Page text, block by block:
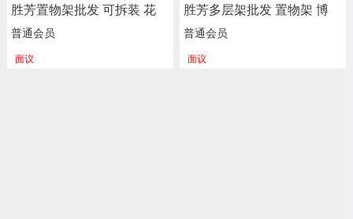
胜芳置物架批发 可拆装 花
架 货架 置物架 实木菜架 储
藏室 收纳储物铁架子 飞鸿
普通会员
面议
胜芳多层架批发 置物架 博
古架 办公室书架 酒架 储物
架 杂物架 整理架 餐厅饭店
普通会员
面议